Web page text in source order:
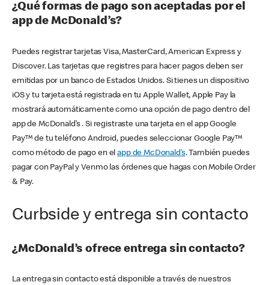
¿Qué formas de pago son aceptadas por el
app de McDonald’s?
Puedes registrar tarjetas Visa, MasterCard, American Express y
Discover. Las tarjetas que registres para hacer pagos deben ser
emitidas por un banco de Estados Unidos. Si tienes un dispositivo
iOS y tu tarjeta está registrada en tu Apple Wallet, Apple Pay la
mostrará automáticamente como una opción de pago dentro del
app de McDonald’s . Si registraste una tarjeta en el app Google
Pay™ de tu teléfono Android, puedes seleccionar Google Pay™
como método de pago en elapp de McDonald’s. También puedes
pagar con PayPal y Venmo las órdenes que hagas con Mobile Order
& Pay.
Curbside y entrega sin contacto
¿McDonald’s ofrece entrega sin contacto?
La entrega sin contacto está disponible a través de nuestros